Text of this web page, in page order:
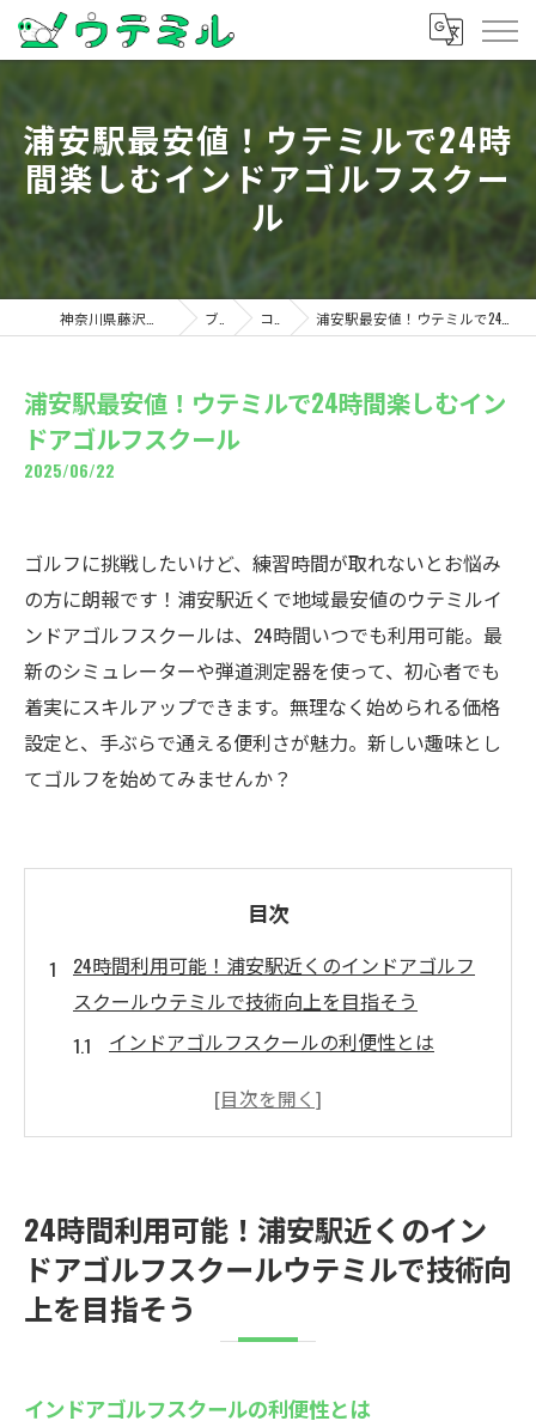
浦安駅最安値！ウテミルで24時
間楽しむインドアゴルフスクー
ル
ブログ コラム 浦安駅最安値！ウテミルで24時間楽しむインドアゴルフスクール
浦安駅最安値！ウテミルで24時間楽しむイン
ドアゴルフスクール
2025/06/22
ゴルフに挑戦したいけど、練習時間が取れないとお悩み
の方に朗報です！浦安駅近くで地域最安値のウテミルイ
ンドアゴルフスクールは、24時間いつでも利用可能。最
新のシミュレーターや弾道測定器を使って、初心者でも
着実にスキルアップできます。無理なく始められる価格
設定と、手ぶらで通える便利さが魅力。新しい趣味とし
てゴルフを始めてみませんか？
目次
24時間利用可能！浦安駅近くのインドアゴルフ
スクールウテミルで技術向上を目指そう
インドアゴルフスクールの利便性とは
24時間営業のメリットを活用する方法
練習時間を最大限に活かすためのコツ
ストレスフリーな環境でスキルアップを実
現
ールで楽しく学べる
24時間利用可能！浦安駅近くのイン
ドアゴルフスクールウテミルで技術向
上を目指そう
インドアゴルフスクールの利便性とは